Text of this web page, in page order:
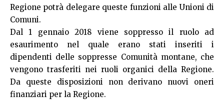
Regione potrà delegare queste funzioni alle Unioni di
Comuni.
Dal 1 gennaio 2018 viene soppresso il ruolo ad
esaurimento nel quale erano stati inseriti i
dipendenti delle soppresse Comunità montane, che
vengono trasferiti nei ruoli organici della Regione.
Da queste disposizioni non derivano nuovi oneri
finanziari per la Regione.